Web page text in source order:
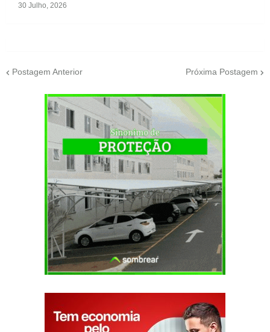
30 Julho, 2026
Postagem Anterior Próxima Postagem